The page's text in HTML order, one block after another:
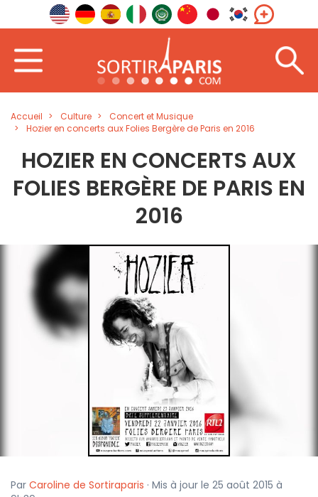
Accueil Culture
Concert et Musique
Hozier en concerts aux Folies Bergère de Paris en 2016
HOZIER EN CONCERTS AUX
FOLIES BERGÈRE DE PARIS EN
2016
Par Caroline de Sortiraparis · Mis à jour le 25 août 2015 à